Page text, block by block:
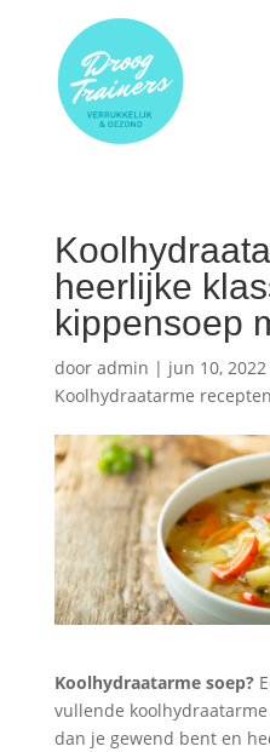
heerlijke
kippensoep
door admin | jun 10, 2022
Koolhydraatarme recepten
Koolhydraatarme soep?
vullende
dan je gewend bent en